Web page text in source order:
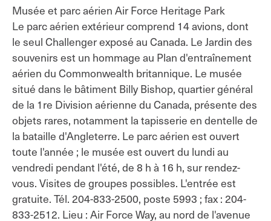
Musée et parc aérien Air Force Heritage Park
Le parc aérien extérieur comprend 14 avions, dont
le seul Challenger exposé au Canada. Le Jardin des
souvenirs est un hommage au Plan d'entraînement
aérien du Commonwealth britannique. Le musée
situé dans le bâtiment Billy Bishop, quartier général
de la 1re Division aérienne du Canada, présente des
objets rares, notamment la tapisserie en dentelle de
la bataille d'Angleterre. Le parc aérien est ouvert
toute l'année ; le musée est ouvert du lundi au
vendredi pendant l'été, de 8 h à 16 h, sur rendez-
vous. Visites de groupes possibles. L'entrée est
gratuite. Tél. 204-833-2500, poste 5993 ; fax : 204-
833-2512. Lieu : Air Force Way, au nord de l'avenue